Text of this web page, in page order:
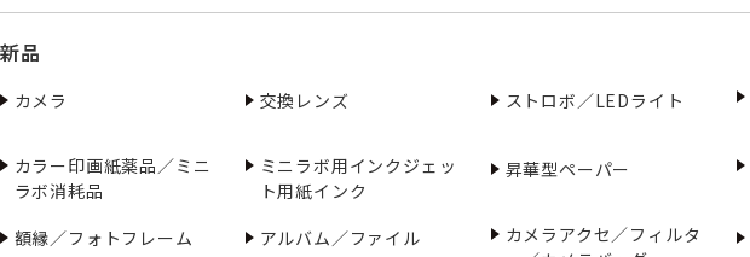
新品
カメラ 交換レンズ ストロボ／LEDライト
カラー印画紙薬品／ミニ
ラボ消耗品
ミニラボ用インクジェッ
ト用紙インク
昇華型ペーパー
額縁／フォトフレーム
アルバム／ファイル
カメラアクセ／フィルタ